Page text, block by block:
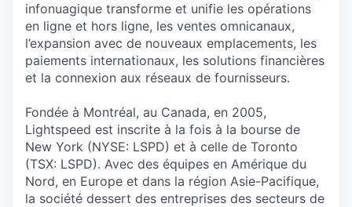
infonuagique transforme et unifie les opérations
en ligne et hors ligne, les ventes omnicanaux,
l’expansion avec de nouveaux emplacements, les
paiements internationaux, les solutions financières
et la connexion aux réseaux de fournisseurs.
Fondée à Montréal, au Canada, en 2005,
Lightspeed est inscrite à la fois à la bourse de
New York (NYSE: LSPD) et à celle de Toronto
(TSX: LSPD). Avec des équipes en Amérique du
Nord, en Europe et dans la région Asie-Pacifique,
la société dessert des entreprises des secteurs de